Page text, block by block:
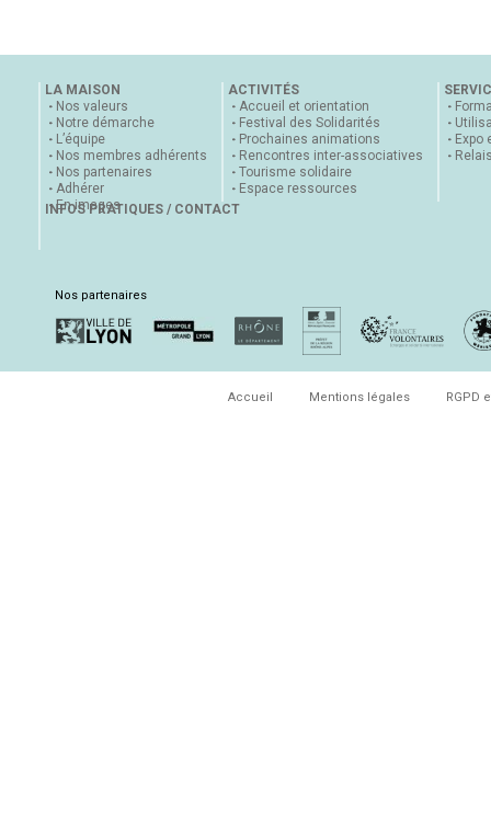
LA MAISON
Nos valeurs
Notre démarche
L’équipe
Nos membres adhérents
Nos partenaires
Adhérer
En images
ACTIVITÉS
Accueil et orientation
Festival des Solidarités
Prochaines animations
Rencontres inter-associatives
Tourisme solidaire
Espace ressources
Expo
INFOS PRATIQUES / CONTACT
Nos partenaires
Accueil Mentions légales RGPD